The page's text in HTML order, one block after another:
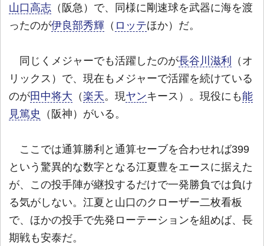
山口高志 （阪急）で、同様に剛速球を武器に海を渡
ったのが伊良部秀輝 （ ロッテほか）だ。
同じくメジャーでも活躍したのが長谷川滋利
（オ
リックス）で、現在もメジャーで活躍を続けている
のが田中将大 （楽天。現ヤンキース）。現役にも能
見篤史
（阪神）がいる。
ここでは通算勝利と通算セーブを合わせれば399
という驚異的な数字となる江夏豊をエースに据えた
が、この投手陣が継投するだけで一発勝負では負け
る気がしない。江夏と山口のクローザー二枚看板
で、ほかの投手で先発ローテーションを組めば、長
期戦も安泰だ。